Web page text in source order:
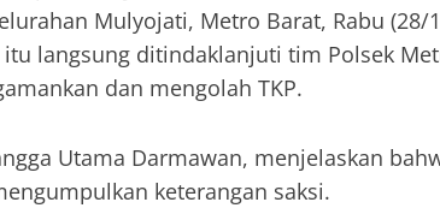
Mulyojati, Metro Barat, Rabu (28/
langsung ditindaklanjuti tim Polsek
dan mengolah TKP.
Utama Darmawan, menjelaskan
keterangan saksi.